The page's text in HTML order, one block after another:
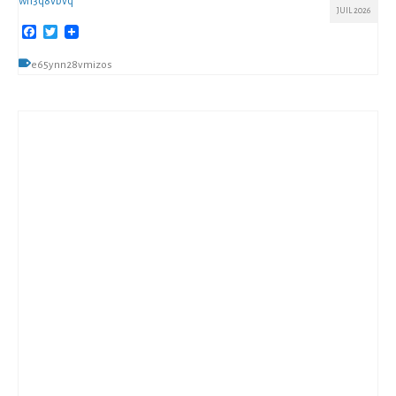
JUIL 2026
Facebook
Twitter
e65ynn28vmizos